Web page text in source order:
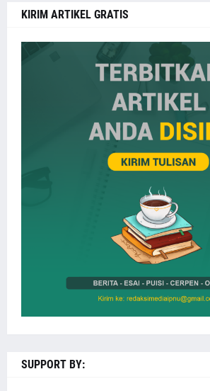
KIRIM ARTIKEL GRATIS
SUPPORT BY: